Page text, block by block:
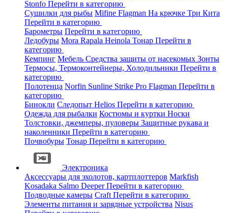
Stonfo Перейти в категорию
Сушилки для рыбы Mifine Flagman На крючке Три Кита
Перейти в категорию
Барометры Перейти в категорию
Ледобуры Mora Rapala Heinola Тонар Перейти в
категорию
Кемпинг Мебель Средства защиты от насекомых Зонты
Термосы, Термоконтейнеры, Холодильники Перейти в
категорию
Полотенца Norfin Sunline Strike Pro Flagman Перейти в
категорию
Бинокли Следопыт Helios Перейти в категорию
Одежда для рыбалки Костюмы и куртки Носки
Толстовки, джемперы, пуловеры Защитные рукава и
наколенники Перейти в категорию
Почвобуры Тонар Перейти в категорию
Электроника
Аксессуары для эхолотов, картплоттеров Markfish
Kosadaka Salmo DeeperПерейти в категорию
Подводные камеры Craft Перейти в категорию
Элементы питания и зарядные устройства Nisus